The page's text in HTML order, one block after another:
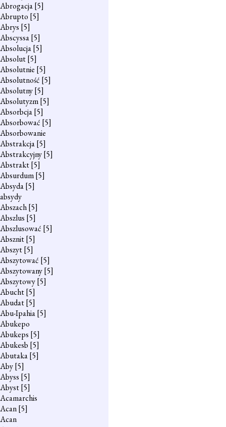
Abrogacja[5]
Abrupto [5]
Abrys [5]
Abscyssa[5]
Absolucja[5]
Absolut[5]
Absolutnie [5]
Absolutność [5]
Absolutny[5]
Absolutyzm[5]
Absorbcja[5]
Absorbować [5]
Absorbowanie
Abstrakcja[5]
Abstrakcyjny[5]
Abstrakt[5]
Absurdum[5]
Absyda[5]
absydy
Abszach[5]
Abszlus [5]
Abszlusować [5]
Absznit[5]
Abszyt[5]
Abszytować [5]
Abszytowany[5]
Abszytowy[5]
Abucht[5]
Abudat[5]
Abu-Ipahia[5]
Abukepo
Abukeps [5]
Abukesb [5]
Abutaka[5]
Aby[5]
Abyss [5]
Abyst[5]
Acamarchis
Acan[5]
Acan